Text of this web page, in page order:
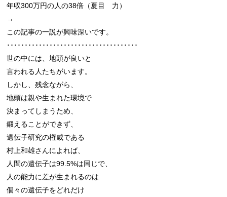
年収300万円の人の38倍（夏目　力）
→
この記事の一説が興味深いです。
･････････････････････････････････････
世の中には、地頭が良いと
言われる人たちがいます。
しかし、残念ながら、
地頭は親や生まれた環境で
決まってしまうため、
鍛えることができず、
遺伝子研究の権威である
村上和雄さんによれば、
人間の遺伝子は99.5%は同じで、
人の能力に差が生まれるのは
個々の遺伝子をどれだけ